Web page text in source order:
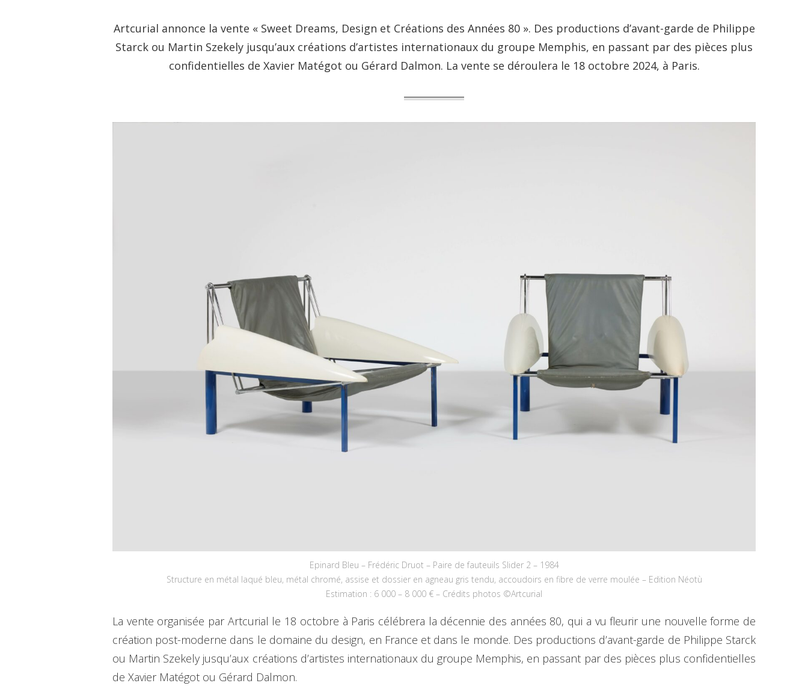
Artcurial annonce la vente « Sweet Dreams, Design et Créations des Années 80 ». Des productions d’avant-garde de Philippe
Starck ou Martin Szekely jusqu’aux créations d’artistes internationaux du groupe Memphis, en passant par des pièces plus
confidentielles de Xavier Matégot ou Gérard Dalmon. La vente se déroulera le 18 octobre 2024, à Paris.
Epinard Bleu – Frédéric Druot – Paire de fauteuils Slider 2 – 1984
Structure en métal laqué bleu, métal chromé, assise et dossier en agneau gris tendu, accoudoirs en fibre de verre moulée – Edition Néotù
Estimation : 6 000 – 8 000 € – Crédits photos ©Artcurial
La vente organisée par Artcurial le 18 octobre à Paris célébrera la décennie des années 80, qui a vu fleurir une nouvelle forme de
création post-moderne dans le domaine du design, en France et dans le monde. Des productions d’avant-garde de Philippe Starck
ou Martin Szekely jusqu’aux créations d’artistes internationaux du groupe Memphis, en passant par des pièces plus confidentielles
de Xavier Matégot ou Gérard Dalmon.